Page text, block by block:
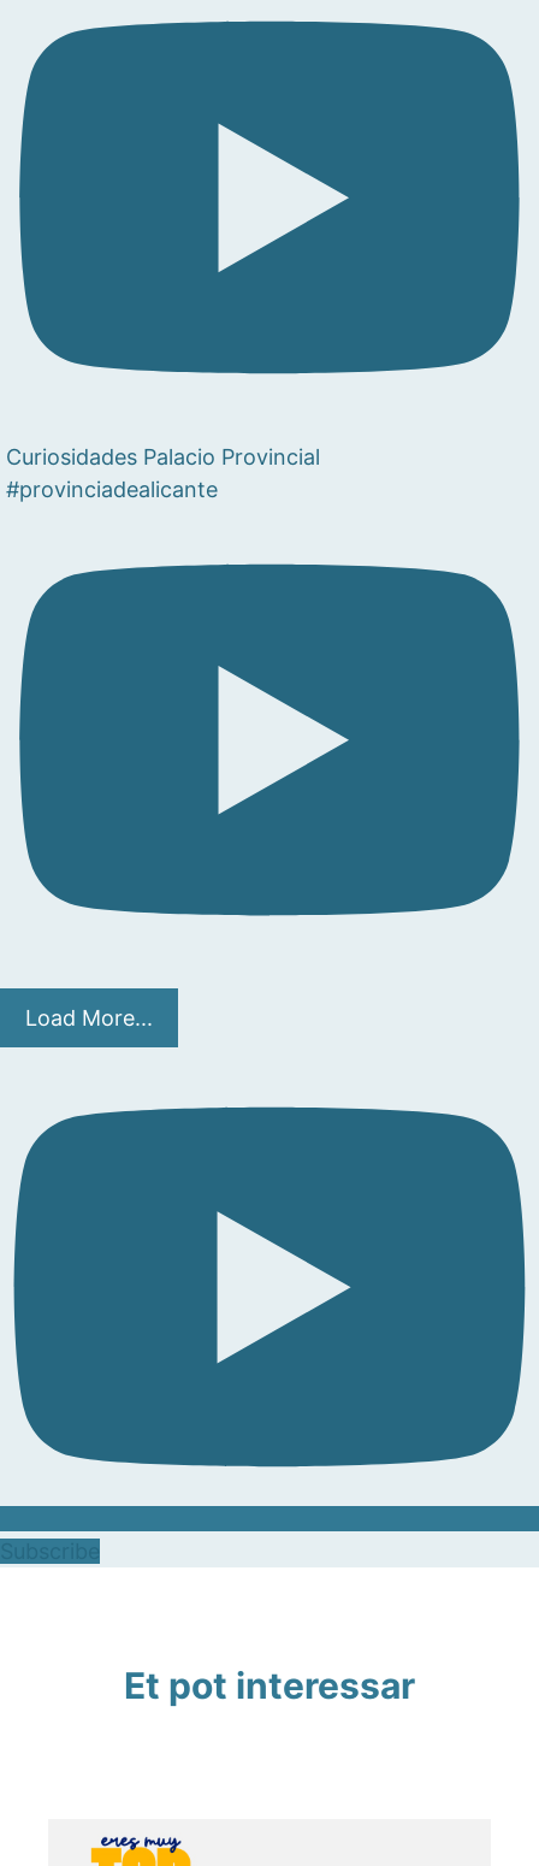
Curiosidades Palacio Provincial
#provinciadealicante
Load More...
Et pot interessar